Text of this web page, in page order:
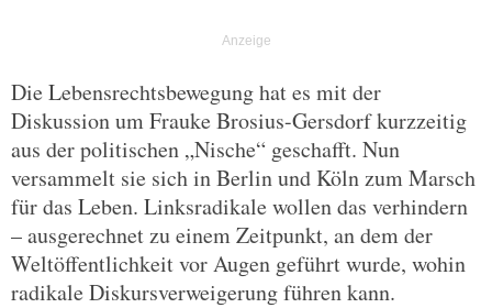
Die Lebensrechtsbewegung hat es mit der
Diskussion um Frauke Brosius-Gersdorf kurzzeitig
aus der politischen „Nische“ geschafft. Nun
versammelt sie sich in Berlin und Köln zum Marsch
für das Leben. Linksradikale wollen das verhindern
– ausgerechnet zu einem Zeitpunkt, an dem der
Weltöffentlichkeit vor Augen geführt wurde, wohin
radikale Diskursverweigerung führen kann.